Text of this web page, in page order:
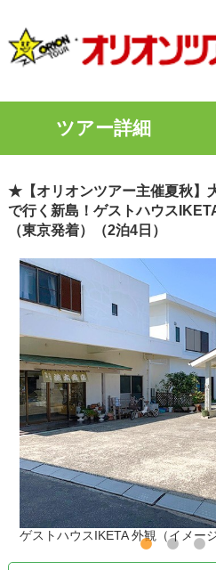
ツアー詳細
★【オリオンツアー主催夏秋】
で行く新島！ゲストハウス
（東京発着）（2泊4日）
ゲストハウスIKETA 外観（イメー